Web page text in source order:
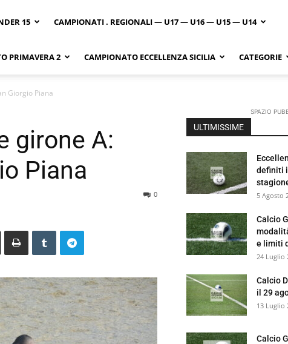
15 CAMPIONATI . REGIONALI — U17 — U16 — U15 — U14
PRIMAVERA 2 CAMPIONATO ECCELLENZA SICILIA CATEGORIE
Giorgio Piana
girone A:
Piana
0
SPAZIO
ULTIMISSIME
definiti
5 Agosto
Calcio
e limiti
24 Luglio
Calcio
il 29
13 Luglio
Calcio